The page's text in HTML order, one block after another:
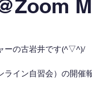
ーの古岩井です(^▽^)/
イン自習会）の開催